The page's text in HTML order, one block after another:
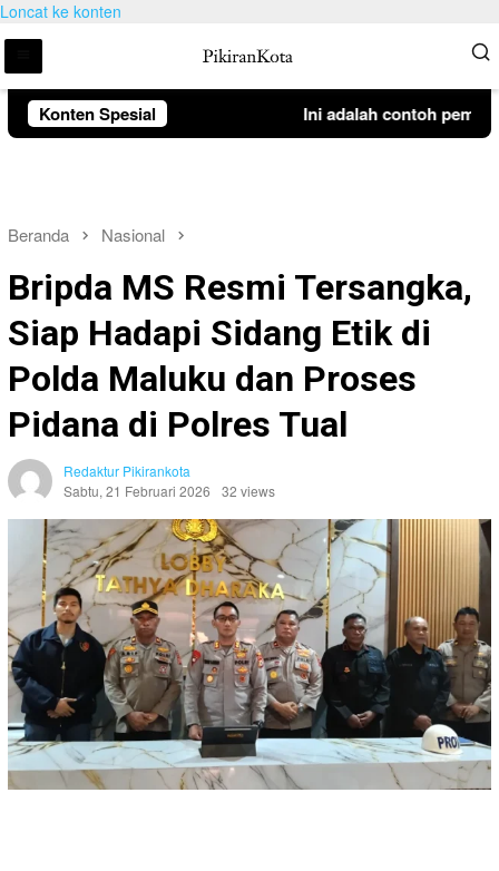
Loncat ke konten
Konten Spesial Ini adalah contoh
Beranda Nasional
Bripda MS Resmi Tersangka,
Siap Hadapi Sidang Etik di
Polda Maluku dan Proses
Pidana di Polres Tual
Redaktur Pikirankota
Sabtu, 21 Februari 2026
32 views